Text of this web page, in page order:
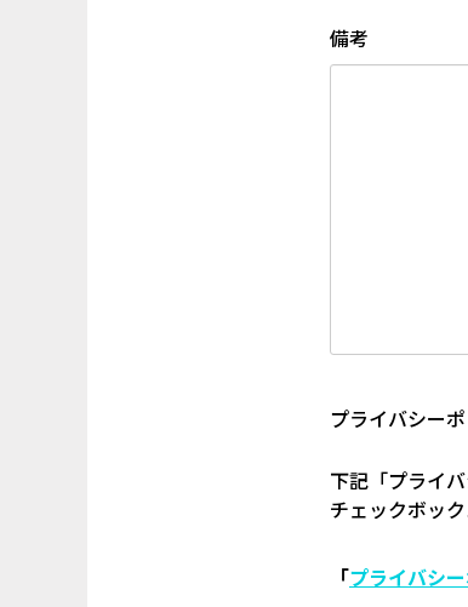
備考
プライバシー
下記「プライ
チェックボッ
「プライバシ